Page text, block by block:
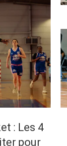
: Les 4
pour